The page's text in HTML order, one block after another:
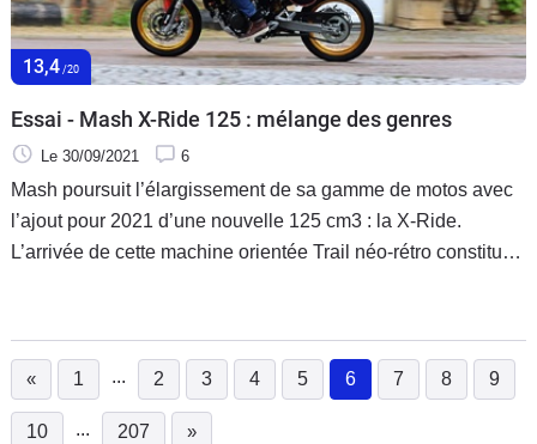
13,4 /20
Essai - Mash X-Ride 125 : mélange des genres
Le 30/09/2021 6
Mash poursuit l’élargissement de sa gamme de motos avec
l’ajout pour 2021 d’une nouvelle 125 cm3 : la X-Ride.
L’arrivée de cette machine orientée Trail néo-rétro constitue
B, la X-Ride propose un bagage technique intéressant et
une bonne dose d’équipement de série. Alors, promise à un
bel avenir cette X-Ride ?
« 1 ... 2 3 4 5 6
(current)
7 8 9
10 ... 207 »